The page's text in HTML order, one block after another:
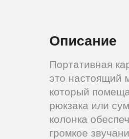
Описание
Портативная
это настоящий
который
рюкзака или
колонка
громкое